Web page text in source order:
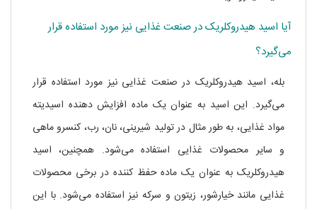
آیا اسید هیدروکلریک در صنعت غذایی نیز مورد استفاده قرار
می‌گیرد؟
بله، اسید هیدروکلریک در صنعت غذایی نیز مورد استفاده قرار
می‌گیرد. این اسید به عنوان یک ماده افزایش دهنده اسیدیته
مواد غذایی، به طور مثال در تولید شیرینی، نان، رب، کنسرو ماهی
و سایر محصولات غذایی استفاده می‌شود. همچنین، اسید
هیدروکلریک به عنوان یک ماده حفظ کننده در برخی محصولات
غذایی مانند خیارشور، زیتون و سرکه نیز استفاده می‌شود. با این